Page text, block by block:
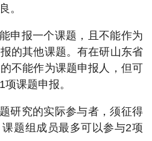
。
申报一个课题，且不能作为
的其他课题。有在研山东省
不能作为课题申报人，但可
课题申报。
研究的实际参与者，须征得
题组成员最多可以参与2项